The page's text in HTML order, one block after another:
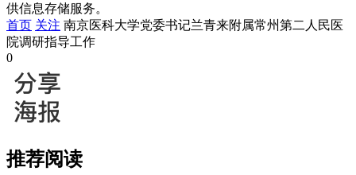
供信息存储服务。
首页 关注 南京医科大学党委书记兰青来附属常州第二人民医
院调研指导工作
0
推荐阅读